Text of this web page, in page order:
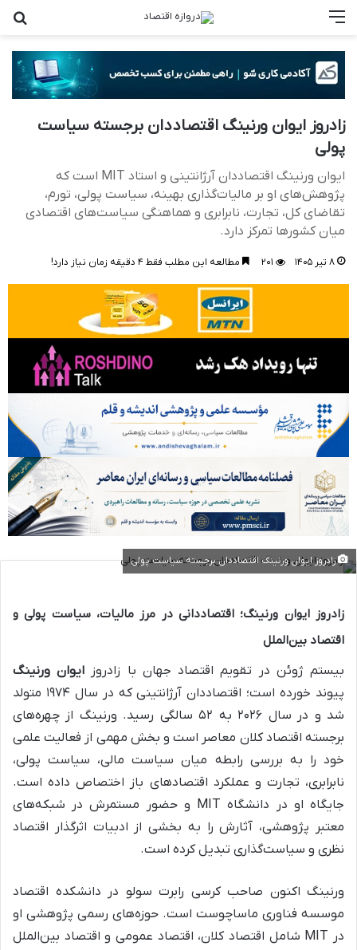
زادروز ایوان ورنینگ اقتصاددان برجسته سیاست
پولی
ایوان ورنینگ اقتصاددان آرژانتینی و استاد MIT است که
پژوهش‌های او بر مالیات‌گذاری بهینه، سیاست پولی، تورم،
تقاضای کل، تجارت، نابرابری و هماهنگی سیاست‌های اقتصادی
میان کشورها تمرکز دارد.
۸ تیر ۱۴۰۵ ۲۰۱ مطالعه این مطلب فقط ۴ دقیقه زمان نیاز دارد!
زادروز ایوان ورنینگ اقتصاددان برجسته سیاست پولی
زادروز ایوان ورنینگ؛ اقتصاددانی در مرز مالیات، سیاست پولی و
اقتصاد بین‌الملل
بیستم ژوئن در تقویم اقتصاد جهان با زادروز ایوان ورنینگ
پیوند خورده است؛ اقتصاددان آرژانتینی که در سال ۱۹۷۴ متولد
شد و در سال ۲۰۲۶ به ۵۲ سالگی رسید. ورنینگ از چهره‌های
برجسته اقتصاد کلان معاصر است و بخش مهمی از فعالیت علمی
خود را به بررسی رابطه میان سیاست مالی، سیاست پولی،
نابرابری، تجارت و عملکرد اقتصادهای باز اختصاص داده است.
جایگاه او در دانشگاه MIT و حضور مستمرش در شبکه‌های
معتبر پژوهشی، آثارش را به بخشی از ادبیات اثرگذار اقتصاد
نظری و سیاست‌گذاری تبدیل کرده است.
ورنینگ اکنون صاحب کرسی رابرت سولو در دانشکده اقتصاد
موسسه فناوری ماساچوست است. حوزه‌های رسمی پژوهشی او
در MIT شامل اقتصاد کلان، اقتصاد عمومی و اقتصاد بین‌الملل